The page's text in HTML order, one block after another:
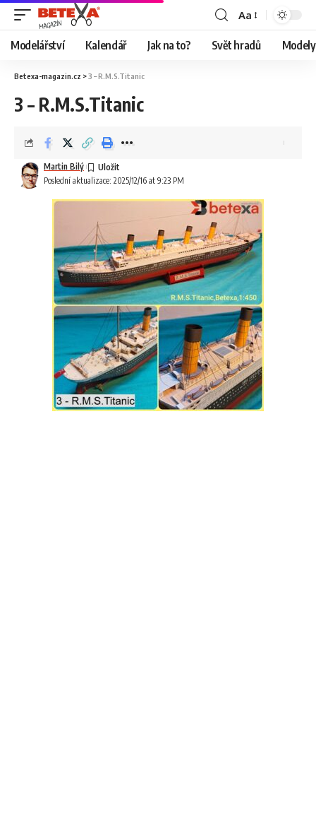
Aa
Modelářství Kalendář Jak na to? Svět hradů
Betexa-magazin.cz >3 – R.M.S.Titanic
3 – R.M.S.Titanic
Poslední aktualizace: 2025/12/16 at 9:23 PM
Martin Bilý